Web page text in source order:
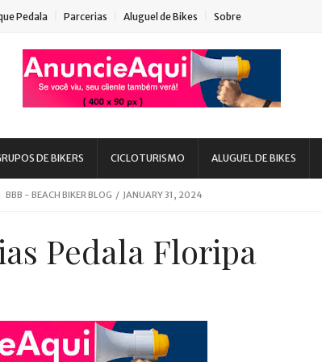
Pedala Parcerias Aluguel de Bikes Sobre
DE BIKERS CICLOTURISMO ALUGUEL DE BIKES
BIKER BLOG / MARCH 08, 2020
BBB - BEACH BIKER BLOG / JANUARY 31, 2024
- BEACH BIKER BLOG / MARCH 03, 2023
DE INSCRIÇÃO BBB - BEACH BIKER BLOG
BBB - BEACH BIKER BLOG / MARCH 24, 2020
Pedala Floripa